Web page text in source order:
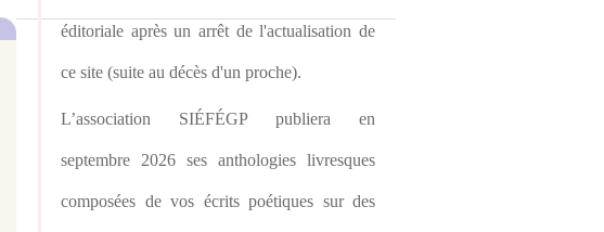
éditoriale après un arrêt de l'actualisation de
ce site (suite au décès d'un proche).
L’association SIÉFÉGP publiera en
septembre 2026 ses anthologies livresques
composées de vos écrits poétiques sur des